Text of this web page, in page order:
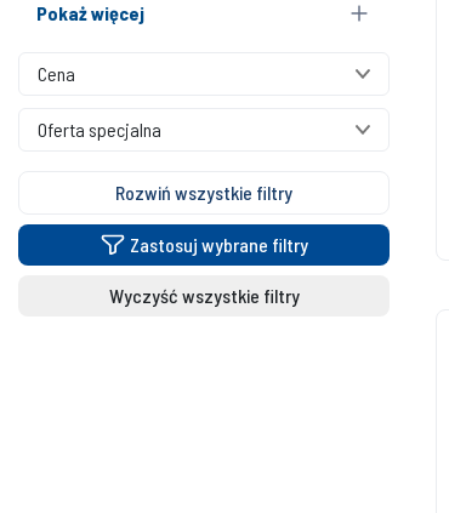
Pokaż więcej
Cena
Oferta specjalna
Rozwiń wszystkie filtry
Zastosuj wybrane filtry
Wyczyść wszystkie filtry